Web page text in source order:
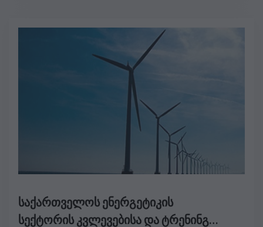
საქართველოს ენერგეტიკის
სექტორის კვლევებისა და ტრენინგის